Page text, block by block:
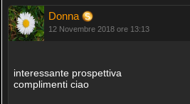
Donna
12 Novembre 2018 ore 13:13
interessante prospettiva
complimenti ciao